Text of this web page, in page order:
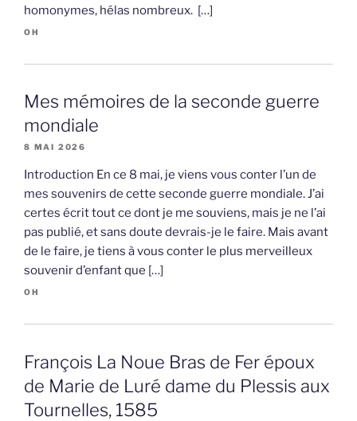
homonymes, hélas nombreux. […]
OH
Mes mémoires de la seconde guerre
mondiale
8 MAI 2026
Introduction En ce 8 mai, je viens vous conter l’un de
mes souvenirs de cette seconde guerre mondiale. J’ai
certes écrit tout ce dont je me souviens, mais je ne l’ai
pas publié, et sans doute devrais-je le faire. Mais avant
de le faire, je tiens à vous conter le plus merveilleux
souvenir d’enfant que […]
OH
François La Noue Bras de Fer époux
de Marie de Luré dame du Plessis aux
Tournelles, 1585